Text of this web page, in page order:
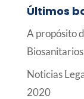
Últimos
A propósito
Noticias
2020